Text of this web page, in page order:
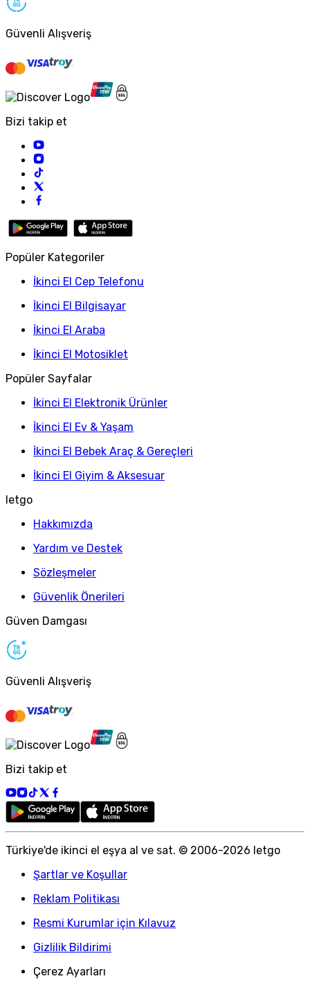
Güvenli Alışveriş
Bizi takip et
Popüler Kategoriler
İkinci El Cep Telefonu
İkinci El Bilgisayar
İkinci El Araba
İkinci El Motosiklet
Popüler Sayfalar
İkinci El Elektronik Ürünler
İkinci El Ev & Yaşam
İkinci El Bebek Araç & Gereçleri
İkinci El Giyim & Aksesuar
letgo
Hakkımızda
Yardım ve Destek
Sözleşmeler
Güvenlik Önerileri
Güven Damgası
Güvenli Alışveriş
Bizi takip et
Türkiye'de ikinci el eşya al ve sat. © 2006-2026 letgo
Şartlar ve Koşullar
Reklam Politikası
Resmi Kurumlar için Kılavuz
Gizlilik Bildirimi
Çerez Ayarları